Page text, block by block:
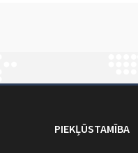
PIEKĻŪSTAMĪBA